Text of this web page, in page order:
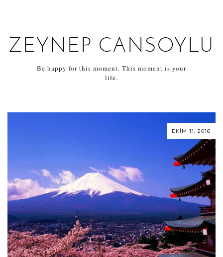
ZEYNEP CANSOYLU
Be happy for this moment. This moment is your
life.
EKIM 11, 2016